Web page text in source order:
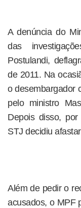
A denúncia do
das
Postulandi,
de 2011. Na
o desembargador
pelo ministro
Depois disso,
STJ decidiu
Além de pedir o
acusados, o MPF